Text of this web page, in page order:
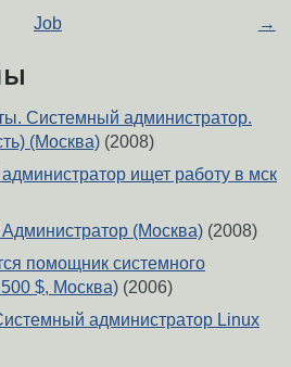
Job →
Системный администратор.
(Москва) (2008)
ищет работу в мск
(Москва) (2008)
помощник системного
$, Москва) (2006)
администратор Linux